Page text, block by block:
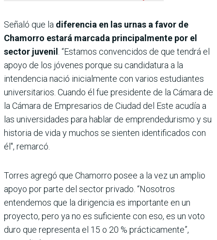
Señaló que la diferencia en las urnas a favor de
Chamorro estará marcada principalmente por el
sector juvenil . “Estamos convencidos de que tendrá el
apoyo de los jóvenes porque su candidatura a la
intendencia nació inicialmente con varios estudiantes
universitarios. Cuando él fue presidente de la Cámara de
la Cámara de Empresarios de Ciudad del Este acudía a
las universidades para hablar de emprendedurismo y su
historia de vida y muchos se sienten identificados con
él", remarcó.
Torres agregó que Chamorro posee a la vez un amplio
apoyo por parte del sector privado. “Nosotros
entendemos que la dirigencia es importante en un
proyecto, pero ya no es suficiente con eso, es un voto
duro que representa el 15 o 20 % prácticamente”,